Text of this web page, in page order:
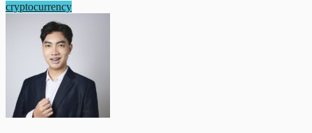
cryptocurrency